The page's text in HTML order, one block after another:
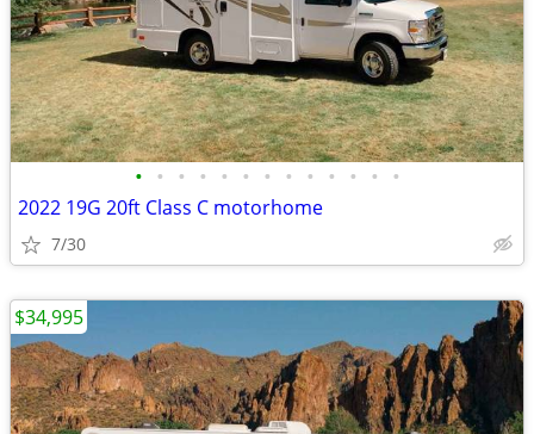
• • • • • • • • • • • • •
2022 19G 20ft Class C motorhome
7/30
$34,995